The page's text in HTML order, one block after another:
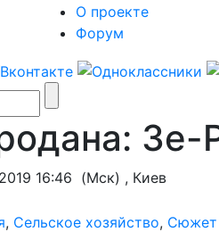
О проекте
Форум
16:46 (Мск) , Киев
, Сельское хозяйство, Сюжет